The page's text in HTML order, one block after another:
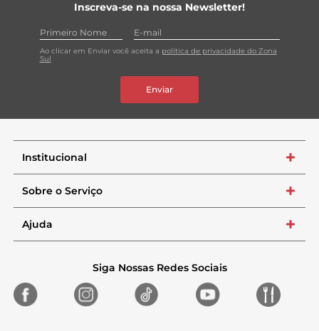
Inscreva-se na nossa Newsletter!
Ao clicar em Enviar você aceita a política de privacidade do Zona
Sul
Enviar
Institucional +
Sobre o Serviço +
Ajuda +
Siga Nossas Redes Sociais